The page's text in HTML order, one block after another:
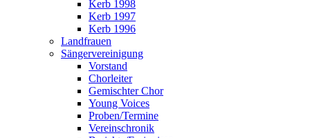
Kerb 1998
Kerb 1997
Kerb 1996
Landfrauen
Sängervereinigung
Vorstand
Chorleiter
Gemischter Chor
Young Voices
Proben/Termine
Vereinschronik